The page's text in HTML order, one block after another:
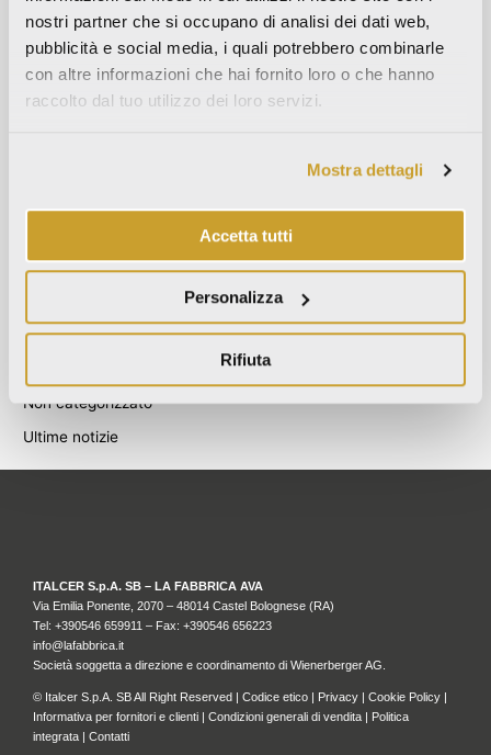
nostri partner che si occupano di analisi dei dati web,
pubblicità e social media, i quali potrebbero combinarle
con altre informazioni che hai fornito loro o che hanno
raccolto dal tuo utilizzo dei loro servizi.
Mostra dettagli
Accetta tutti
Personalizza
Rifiuta
Ottobre 2021
Settembre 2021
Agosto 2021
Dicembre 2020
Novembre 2019
Settembre 2019
Categories
Non categorizzato
Ultime notizie
ITALCER S.p.A. SB – LA FABBRICA AVA
Via Emilia Ponente, 2070 – 48014 Castel Bolognese (RA)
Tel: +390546 659911 – Fax: +390546 656223
info@lafabbrica.it
Società soggetta a direzione e coordinamento di Wienerberger AG.
© Italcer S.p.A. SB All Right Reserved | Codice etico | Privacy | Cookie Policy |
Informativa per fornitori e clienti | Condizioni generali di vendita | Politica
integrata | Contatti